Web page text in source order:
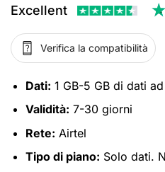
Excellent
Verifica la compatibilità
Dati: 1 GB-5 GB di dati
Validità: 7-30 giorni
Rete: Airtel
Tipo di piano: Solo dati.